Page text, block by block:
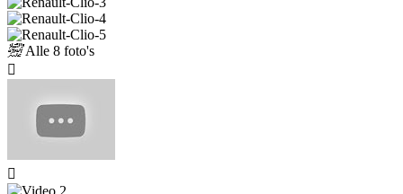
Alle 8 foto's